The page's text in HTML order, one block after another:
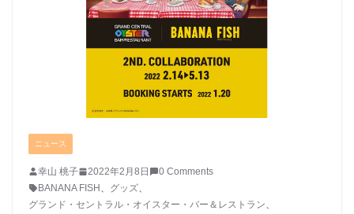
ニュース
幸山 桃子 2022年2月8日
0 Comments
BANANA FISH
グッズ
グランド・セントラル・オイスター・バー＆レストラン